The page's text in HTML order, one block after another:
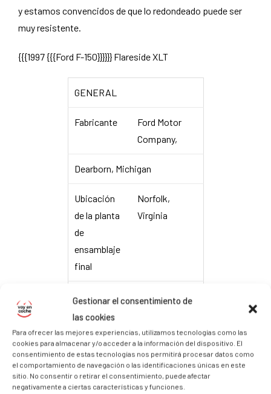
Gestionar el consentimiento de
las cookies
Para ofrecer las mejores experiencias, utilizamos tecnologías como las
cookies para almacenar y/o acceder a la información del dispositivo. El
consentimiento de estas tecnologías nos permitirá procesar datos como
el comportamiento de navegación o las identificaciones únicas en este
sitio. No consentir o retirar el consentimiento, puede afectar
negativamente a ciertas características y funciones.
y estamos convencidos de que lo redondeado puede ser
muy resistente.
{{{1997 {{{Ford F-150}}}}}} Flareside XLT
GENERAL
Fabricante
Ford Motor
Company,
Dearborn, Michigan
Ubicación
de la planta
de
ensamblaje
final
Norfolk,
Virginia
Clase de
tamaño de
la EPA
Standard
Body style
2-door, 2-
passenger